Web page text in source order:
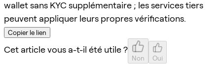
wallet sans KYC supplémentaire ; les services tiers
peuvent appliquer leurs propres vérifications.
Copier le lien
Cet article vous a-t-il été utile ?
Non Oui